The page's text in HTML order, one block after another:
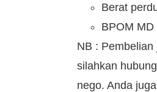
Berat
BPOM MD
NB :
silahkan
nego. Anda